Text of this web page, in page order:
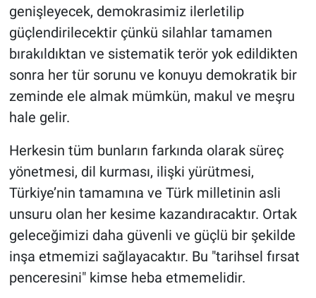
genişleyecek, demokrasimiz ilerletilip
güçlendirilecektir çünkü silahlar tamamen
bırakıldıktan ve sistematik terör yok edildikten
sonra her tür sorunu ve konuyu demokratik bir
zeminde ele almak mümkün, makul ve meşru
hale gelir.
Herkesin tüm bunların farkında olarak süreç
yönetmesi, dil kurması, ilişki yürütmesi,
Türkiye’nin tamamına ve Türk milletinin asli
unsuru olan her kesime kazandıracaktır. Ortak
geleceğimizi daha güvenli ve güçlü bir şekilde
inşa etmemizi sağlayacaktır. Bu "tarihsel fırsat
penceresini" kimse heba etmemelidir.